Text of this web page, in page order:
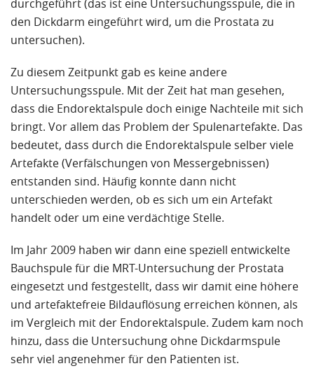
durchgeführt (das ist eine Untersuchungsspule, die in
den Dickdarm eingeführt wird, um die Prostata zu
untersuchen).
Zu diesem Zeitpunkt gab es keine andere
Untersuchungsspule. Mit der Zeit hat man gesehen,
dass die Endorektalspule doch einige Nachteile mit sich
bringt. Vor allem das Problem der Spulenartefakte. Das
bedeutet, dass durch die Endorektalspule selber viele
Artefakte (Verfälschungen von Messergebnissen)
entstanden sind. Häufig konnte dann nicht
unterschieden werden, ob es sich um ein Artefakt
handelt oder um eine verdächtige Stelle.
Im Jahr 2009 haben wir dann eine speziell entwickelte
Bauchspule für die MRT-Untersuchung der Prostata
eingesetzt und festgestellt, dass wir damit eine höhere
und artefaktefreie Bildauflösung erreichen können, als
im Vergleich mit der Endorektalspule. Zudem kam noch
hinzu, dass die Untersuchung ohne Dickdarmspule
sehr viel angenehmer für den Patienten ist.